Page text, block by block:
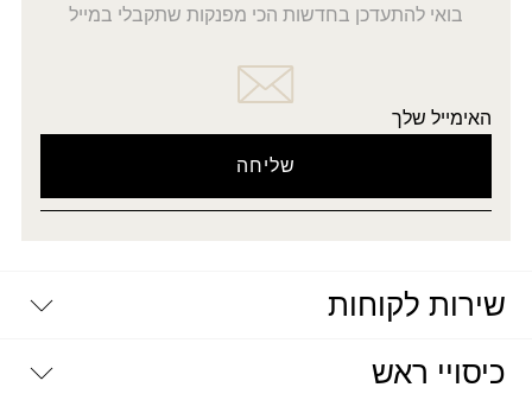
בואי להתעדכן בחדשות הכי מפנקות שתקבלי במייל
האימייל שלך
שירות לקוחות
דרושים
כיסויי ראש